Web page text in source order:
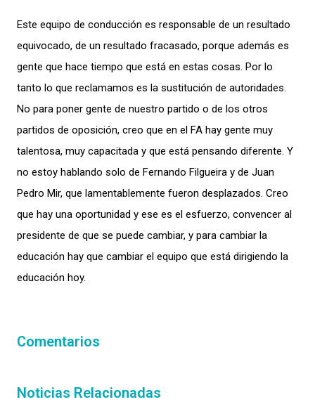
Este equipo de conducción es responsable de un resultado
equivocado, de un resultado fracasado, porque además es
gente que hace tiempo que está en estas cosas. Por lo
tanto lo que reclamamos es la sustitución de autoridades.
No para poner gente de nuestro partido o de los otros
partidos de oposición, creo que en el FA hay gente muy
talentosa, muy capacitada y que está pensando diferente. Y
no estoy hablando solo de Fernando Filgueira y de Juan
Pedro Mir, que lamentablemente fueron desplazados. Creo
que hay una oportunidad y ese es el esfuerzo, convencer al
presidente de que se puede cambiar, y para cambiar la
educación hay que cambiar el equipo que está dirigiendo la
educación hoy.
Comentarios
Noticias Relacionadas